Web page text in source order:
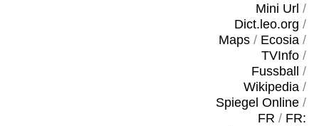
Mini Url /
Dict.leo.org /
Maps/ Ecosia/
TVInfo/
Fussball
/
Wikipedia/
Spiegel Online/
FR / FR: